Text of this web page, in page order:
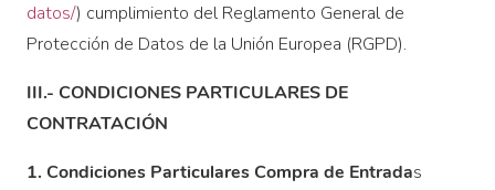
datos/) cumplimiento del Reglamento General de
Protección de Datos de la Unión Europea (RGPD).
III.- CONDICIONES PARTICULARES DE
CONTRATACIÓN
1. Condiciones Particulares Compra de Entradas